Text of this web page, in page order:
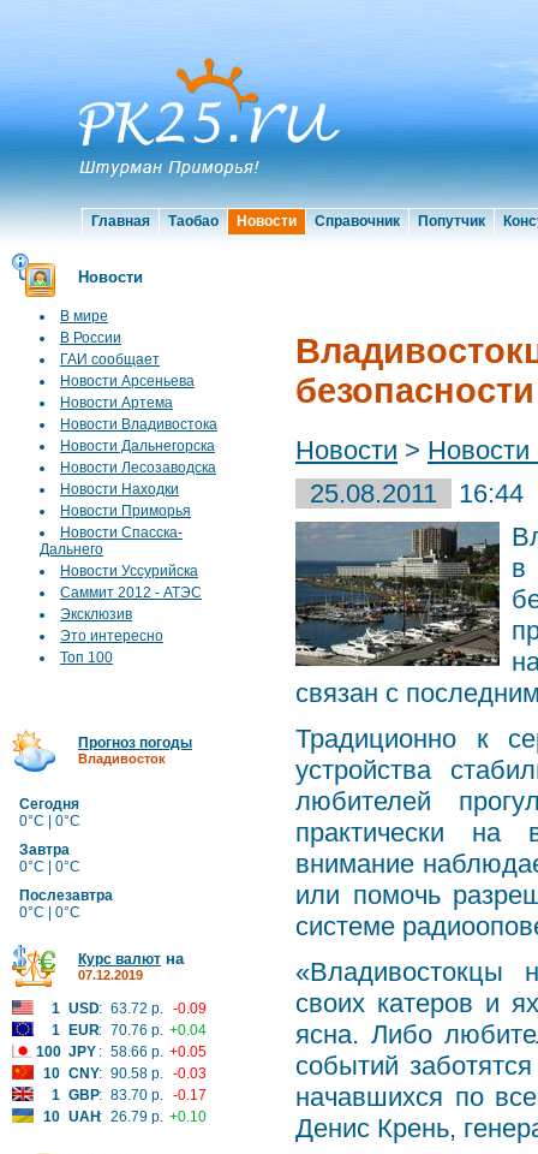
Главная Таобао Новости Справочник Попутчик
Новости
В мире
В России
ГАИ сообщает
Новости Арсеньева
Новости Артема
Новости Владивостока
Новости Дальнегорска
Новости Лесозаводска
Новости Находки
Новости Приморья
Новости Спасска-
Дальнего
Новости Уссурийска
Саммит 2012 - АТЭС
Эксклюзив
Это интересно
Топ 100
Прогноз погоды
Владивосток
Сегодня
0°C | 0°C
Завтра
0°C | 0°C
Послезавтра
0°C | 0°C
Курс валют на
07.12.2019
1 USD: 63.72 р. -0.09
1
EUR: 70.76 р. +0.04
100 JPY : 58.66 р. +0.05
10 CNY: 90.58 р. -0.03
1 GBP: 83.70 р. -0.17
10 UAH: 26.79 р. +0.10
Новости > Новости
25.08.2011
16:44
в
связан с
Традиционно к
устройства
любителей
практически на
внимание
или помочь
системе
«Владивостокцы
своих катеров и
ясна. Либо
событий
начавшихся по
Денис Крень,